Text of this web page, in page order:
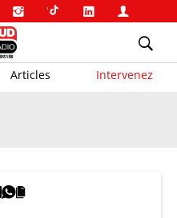
Articles Intervenez